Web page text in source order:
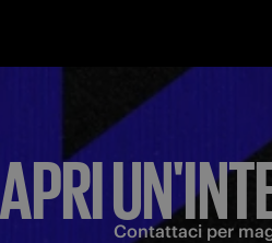
APRI
Contattaci per